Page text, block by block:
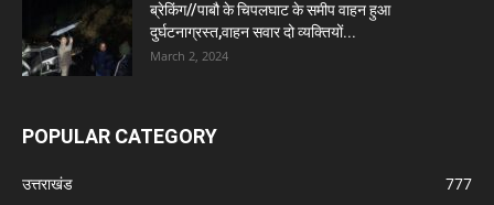
ब्रेकिंग//पाबौ के चिपलघाट के समीप वाहन हुआ
दुर्घटनाग्रस्त,वाहन सवार दो व्यक्तियों...
March 2, 2024
POPULAR CATEGORY
उत्तराखंड
777